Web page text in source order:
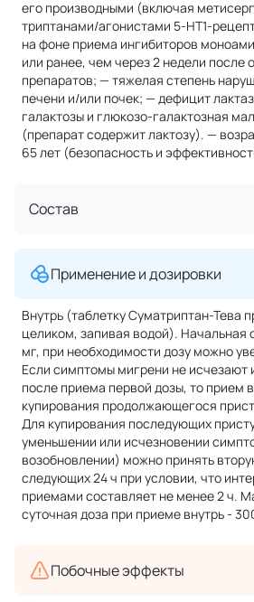
его производными (включая
триптанами/агонистами 5-НТ1-
на фоне приема ингибиторов
или ранее, чем через 2 недели после
препаратов; — тяжелая степень
печени и/или почек; — дефицит
галактозы и глюкозо-галактозная
(препарат содержит лактозу). —
65 лет (безопасность и
Состав
Применение и дозировки
Внутрь (таблетку Суматриптан-Тева
целиком, запивая водой). Начальная
мг, при необходимости дозу можно
Если симптомы мигрени не исчезают
после приема первой дозы, то прием
купирования продолжающегося
Для купирования последующих
уменьшении или исчезновении
возобновлении) можно принять
следующих 24 ч при условии, что
приемами составляет не менее 2 ч.
суточная доза при приеме внутрь -
Побочные эффекты